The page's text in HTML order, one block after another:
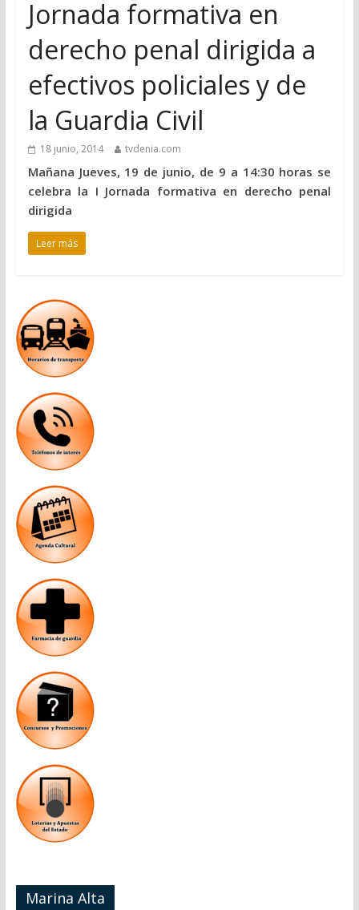
Jornada formativa en
derecho penal dirigida a
efectivos policiales y de
la Guardia Civil
18 junio, 2014 tvdenia.com
Mañana Jueves, 19 de junio, de 9 a 14:30 horas se
celebra la I Jornada formativa en derecho penal
dirigida
Leer más
Marina Alta